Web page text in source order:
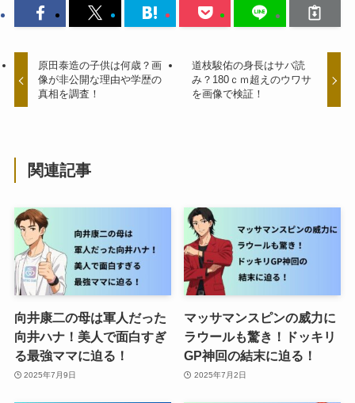
原田泰造の子供は何歳？画
像が非公開な理由や学歴の
真相を調査！
道枝駿佑の身長はサバ読
み？180ｃｍ超えのウワサ
を画像で検証！
関連記事
向井康二の母は軍人だった
向井ハナ！美人で面白すぎ
る最強ママに迫る！
2025年7月9日
マッサマンスピンの威力に
ラウールも驚き！ドッキリ
GP神回の結末に迫る！
2025年7月2日